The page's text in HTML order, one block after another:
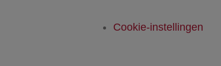
Cookie-instellingen